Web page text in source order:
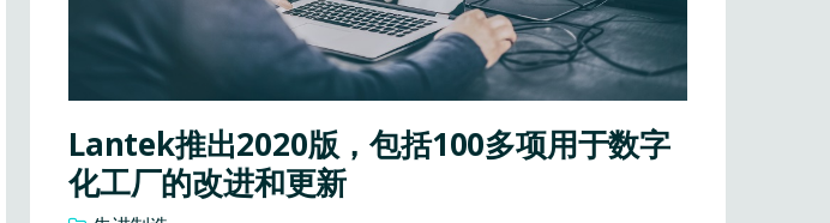
Lantek推出2020版，包括100多项用于数字
化工厂的改进和更新